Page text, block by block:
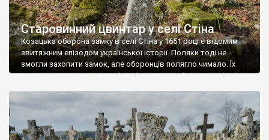
Старовинний цвинтар у селі Стіна
Козацька оборона замку в селі Стіна у 1651 році є відомим
звитяжним епізодом української історії. Поляки тоді не
змогли захопити замок, але оборонців полягло чимало. Їх
поховали на цвинтарі, який тоді називався Замковим. Нині на
ньому чимало хрестів 19 століття, є такі, де епітафії стер […]